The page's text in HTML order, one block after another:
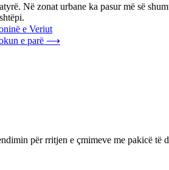
Në zonat urbane ka pasur më së
e Veriut
e parë ⟶
për rritjen e çmimeve me pakicë të